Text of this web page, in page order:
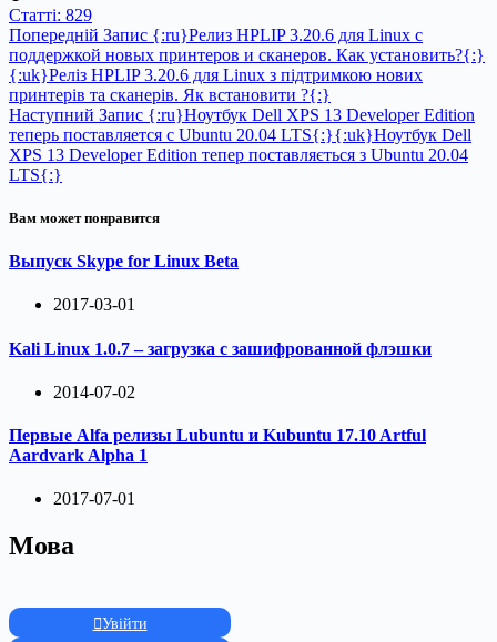
Статті: 829
Попередній Запис {:ru}Релиз HPLIP 3.20.6 для Linux с
поддержкой новых принтеров и сканеров. Как установить?{:}
{:uk}Реліз HPLIP 3.20.6 для Linux з підтримкою нових
принтерів та сканерів. Як встановити ?{:}
Наступний Запис {:ru}Ноутбук Dell XPS 13 Developer Edition
теперь поставляется с Ubuntu 20.04 LTS{:}{:uk}Ноутбук Dell
XPS 13 Developer Edition тепер поставляється з Ubuntu 20.04
LTS{:}
Вам может понравится
Выпуск Skype for Linux Beta
2017-03-01
Kali Linux 1.0.7 – загрузка с зашифрованной флэшки
2014-07-02
Первые Alfa релизы Lubuntu и Kubuntu 17.10 Artful
Aardvark Alpha 1
2017-07-01
Мова
Увійти